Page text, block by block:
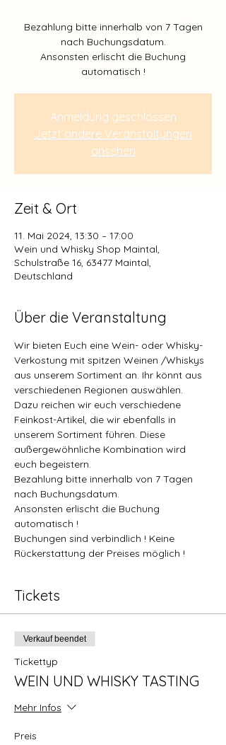
Bezahlung bitte innerhalb von 7 Tagen
nach Buchungsdatum.
Ansonsten erlischt die Buchung
Anmeldung geschlossen
Jetzt andere Veranstaltungen
ansehen
Zeit & Ort
11. Mai 2024, 13:30 – 17:00
Wein und Whisky Shop Maintal,
Schulstraße 16, 63477 Maintal,
Deutschland
Über die Veranstaltung
Wir bieten Euch eine Wein- oder Whisky-
Verkostung mit spitzen Weinen /Whiskys
aus unserem Sortiment an. Ihr könnt aus
verschiedenen Regionen auswählen.
Dazu reichen wir euch verschiedene
Feinkost-Artikel, die wir ebenfalls in
unserem Sortiment führen. Diese
außergewöhnliche Kombination wird
euch begeistern.
Bezahlung bitte innerhalb von 7 Tagen
nach Buchungsdatum.
Ansonsten erlischt die Buchung
automatisch !
Buchungen sind verbindlich ! Keine
Rückerstattung der Preises möglich !
Tickets
Verkauf beendet
Tickettyp
WEIN UND WHISKY TASTING
Mehr Infos
Preis